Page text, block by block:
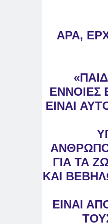
ΑΡΑ,
ΕΝΝΟΙΕΣ
ΕΙΝΑΙ
ΓΙΑ ΤΑ
ΚΑΙ
ΕΙΝΑΙ